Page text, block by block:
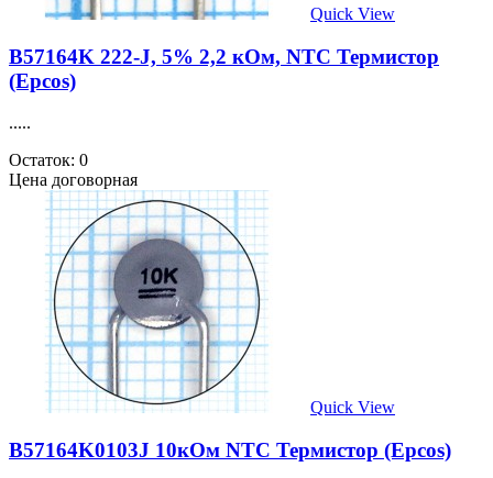
Quick View
B57164K 222-J, 5% 2,2 кОм, NTC Термистор
(Epcos)
.....
Остаток: 0
Цена договорная
Quick View
B57164K0103J 10кОм NTC Термистор (Epcos)